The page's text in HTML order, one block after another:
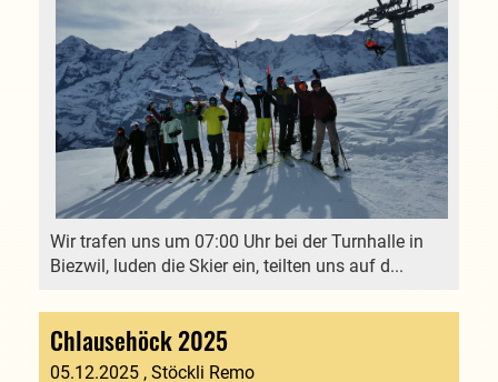
Wir trafen uns um 07:00 Uhr bei der Turnhalle in
Biezwil, luden die Skier ein, teilten uns auf d...
Chlausehöck 2025
05.12.2025 , Stöckli Remo